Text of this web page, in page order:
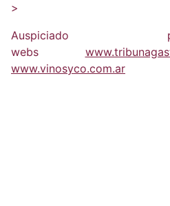
>
webs
www.vinosyco.com.ar